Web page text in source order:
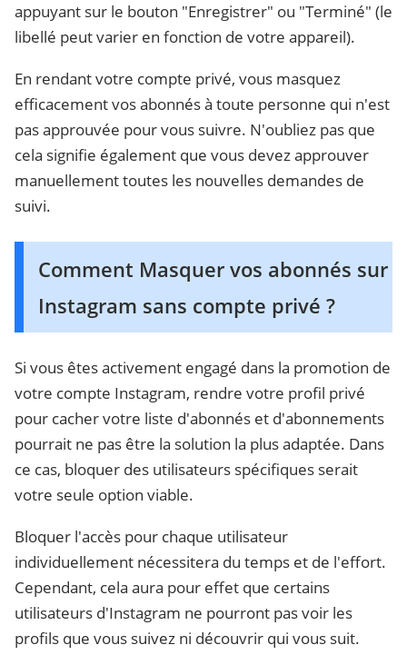
appuyant sur le bouton "Enregistrer" ou "Terminé" (le
libellé peut varier en fonction de votre appareil).
En rendant votre compte privé, vous masquez
efficacement vos abonnés à toute personne qui n'est
pas approuvée pour vous suivre. N'oubliez pas que
cela signifie également que vous devez approuver
manuellement toutes les nouvelles demandes de
suivi.
Comment Masquer vos abonnés sur
Instagram sans compte privé ?
Si vous êtes activement engagé dans la promotion de
votre compte Instagram, rendre votre profil privé
pour cacher votre liste d'abonnés et d'abonnements
pourrait ne pas être la solution la plus adaptée. Dans
ce cas, bloquer des utilisateurs spécifiques serait
votre seule option viable.
Bloquer l'accès pour chaque utilisateur
individuellement nécessitera du temps et de l'effort.
Cependant, cela aura pour effet que certains
utilisateurs d'Instagram ne pourront pas voir les
profils que vous suivez ni découvrir qui vous suit.